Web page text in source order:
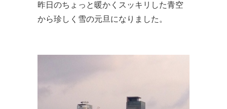
昨日のちょっと暖かくスッキリした青空
から珍しく雪の元旦になりました。